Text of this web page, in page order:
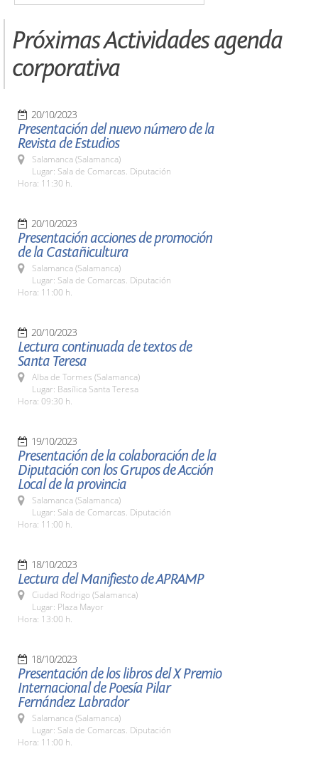
Próximas Actividades agenda
corporativa
20/10/2023
Presentación del nuevo número de la
Revista de Estudios
Salamanca (Salamanca)
Lugar: Sala de Comarcas. Diputación
Hora: 11:30 h.
20/10/2023
Presentación acciones de promoción
de la Castañicultura
Salamanca (Salamanca)
Lugar: Sala de Comarcas. Diputación
Hora: 11:00 h.
20/10/2023
Lectura continuada de textos de
Santa Teresa
Alba de Tormes (Salamanca)
Lugar: Basílica Santa Teresa
Hora: 09:30 h.
19/10/2023
Presentación de la colaboración de la
Diputación con los Grupos de Acción
Local de la provincia
Salamanca (Salamanca)
Lugar: Sala de Comarcas. Diputación
Hora: 11:00 h.
18/10/2023
Lectura del Manifiesto de APRAMP
Ciudad Rodrigo (Salamanca)
Lugar: Plaza Mayor
Hora: 13:00 h.
18/10/2023
Presentación de los libros del X Premio
Internacional de Poesía Pilar
Fernández Labrador
Salamanca (Salamanca)
Lugar: Sala de Comarcas. Diputación
Hora: 11:00 h.